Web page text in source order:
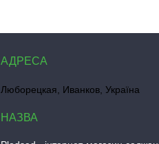
Люборецкая, Иванков, Україна